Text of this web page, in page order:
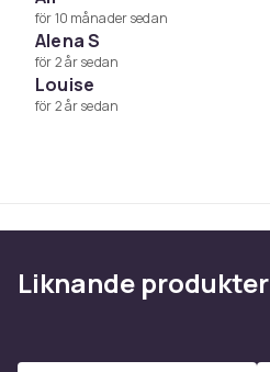
Paketet inkluderar:
Galgar med clips
Vikt, gram
för 10 månader sedan
Alena S
för 2 år sedan
Louise
för 2 år sedan
Liknande produkter